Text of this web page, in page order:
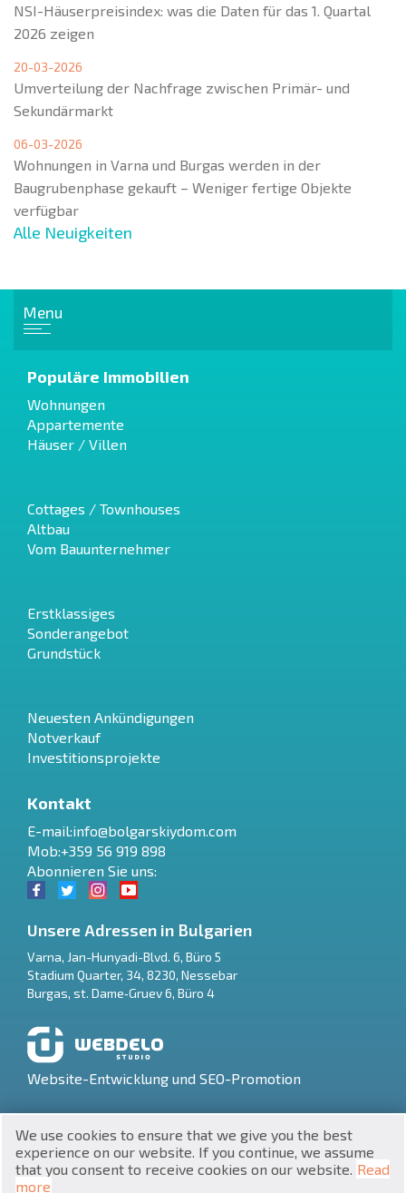
$
₴
zł BG
NSI-Häuserpreisindex: was die Daten für das 1. Quartal
2026 zeigen
20-03-2026
Umverteilung der Nachfrage zwischen Primär- und
Sekundärmarkt
06-03-2026
Wohnungen in Varna und Burgas werden in der
Baugrubenphase gekauft – Weniger fertige Objekte
verfügbar
Alle Neuigkeiten
Menu
Populäre Immobilien
Wohnungen
Appartemente
Häuser / Villen
Cottages / Townhouses
Altbau
Vom Bauunternehmer
Erstklassiges
Sonderangebot
Grundstück
Neuesten Ankündigungen
Notverkauf
Investitionsprojekte
Kontakt
E-mail:info@bolgarskiydom.com
Mob:+359 56 919 898
Abonnieren Sie uns:
Unsere Adressen in Bulgarien
Varna, Jan-Hunyadi-Blvd. 6, Büro 5
Stadium Quarter, 34, 8230, Nessebar
Burgas, st. Dame‑Gruev 6, Büro 4
Website-Entwicklung und SEO-Promotion
UNIC 201160903
We use cookies to ensure that we give you the best
experience on our website. If you continue, we assume
that you consent to receive cookies on our website. Read
more